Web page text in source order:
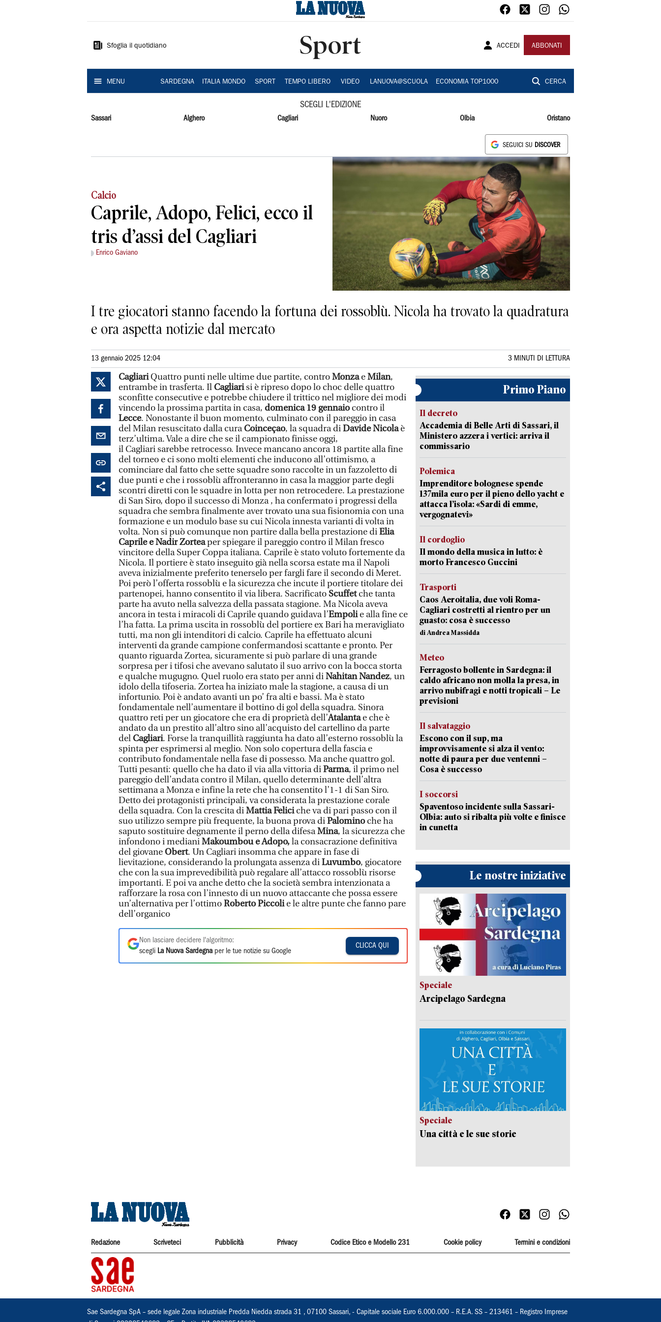
Sardegna
Sfoglia il quotidiano Sport ACCEDI ABBONATI
MENU SARDEGNA ITALIA MONDO SPORT TEMPO LIBERO VIDEO LANUOVA@SCUOLA ECONOMIA TOP1000 CERCA
SCEGLI L'EDIZIONE
Sassari Alghero Cagliari Nuoro Olbia Oristano
SEGUICI SU DISCOVER
Calcio
Caprile, Adopo, Felici, ecco il
tris d’assi del Cagliari
Enrico Gaviano
I tre giocatori stanno facendo la fortuna dei rossoblù. Nicola ha trovato la quadratura
e ora aspetta notizie dal mercato
13 gennaio 2025 12:04 3 MINUTI DI LETTURA
CagliariQuattro punti nelle ultime due partite, controMonzaeMilan,
entrambe in trasferta. Il Cagliarisi è ripreso dopo lo choc delle quattro
sconfitte consecutive e potrebbe chiudere il trittico nel migliore dei modi
vincendo la prossima partita in casa, domenica 19 gennaiocontro il
Lecce. Nonostante il buon momento, culminato con il pareggio in casa
del Milan resuscitato dalla curaCoinceçao, la squadra diDavide Nicolaè
terz’ultima. Vale a dire che se il campionato finisse oggi,
il Cagliari sarebbe retrocesso. Invece mancano ancora 18 partite alla fine
del torneo e ci sono molti elementi che inducono all’ottimismo, a
cominciare dal fatto che sette squadre sono raccolte in un fazzoletto di
due punti e che i rossoblù affronteranno in casa la maggior parte degli
scontri diretti con le squadre in lotta per non retrocedere. La prestazione
di San Siro, dopo il successo di Monza , ha confermato i progressi della
squadra che sembra finalmente aver trovato una sua fisionomia con una
formazione e un modulo base su cui Nicola innesta varianti di volta in
volta. Non si può comunque non partire dalla bella prestazione diElia
Caprile e Nadir Zorteaper spiegare il pareggio contro il Milan fresco
vincitore della Super Coppa italiana. Caprile è stato voluto fortemente da
Nicola. Il portiere è stato inseguito già nella scorsa estate ma il Napoli
aveva inizialmente preferito tenerselo per fargli fare il secondo di Meret.
Poi però l’offerta rossoblù e la sicurezza che incute il portiere titolare dei
partenopei, hanno consentito il via libera. Sacrificato Scuffetche tanta
parte ha avuto nella salvezza della passata stagione. Ma Nicola aveva
ancora in testa i miracoli di Caprile quando guidava l’Empolie alla fine ce
l’ha fatta. La prima uscita in rossoblù del portiere ex Bari ha meravigliato
tutti, ma non gli intenditori di calcio. Caprile ha effettuato alcuni
interventi da grande campione confermandosi scattante e pronto. Per
quanto riguarda Zortea, sicuramente si può parlare di una grande
sorpresa per i tifosi che avevano salutato il suo arrivo con la bocca storta
e qualche mugugno. Quel ruolo era stato per anni diNahitan Nandez, un
idolo della tifoseria. Zortea ha iniziato male la stagione, a causa di un
infortunio. Poi è andato avanti un po’ fra alti e bassi. Ma è stato
fondamentale nell’aumentare il bottino di gol della squadra. Sinora
quattro reti per un giocatore che era di proprietà dell’Atalantae che è
andato da un prestito all’altro sino all’acquisto del cartellino da parte
del Cagliari. Forse la tranquillità raggiunta ha dato all’esterno rossoblù la
spinta per esprimersi al meglio. Non solo copertura della fascia e
contributo fondamentale nella fase di possesso. Ma anche quattro gol.
Tutti pesanti: quello che ha dato il via alla vittoria diParma, il primo nel
pareggio dell’andata contro il Milan, quello determinante dell’altra
settimana a Monza e infine la rete che ha consentito l’1-1 di San Siro.
Detto dei protagonisti principali, va considerata la prestazione corale
della squadra. Con la crescita diMattia Feliciche va di pari passo con il
suo utilizzo sempre più frequente, la buona prova diPalominoche ha
saputo sostituire degnamente il perno della difesaMina, la sicurezza che
infondono i medianiMakoumbou e Adopo,la consacrazione definitiva
del giovane Obert. Un Cagliari insomma che appare in fase di
lievitazione, considerando la prolungata assenza diLuvumbo, giocatore
che con la sua imprevedibilità può regalare all’attacco rossoblù risorse
importanti. E poi va anche detto che la società sembra intenzionata a
rafforzare la rosa con l’innesto di un nuovo attaccante che possa essere
un’alternativa per l’ottimoRoberto Piccolie le altre punte che fanno pare
dell’organico
Non lasciare decidere l'algoritmo:
scegli La Nuova Sardegna per le tue notizie su Google
CLICCA QUI
Primo Piano
Il decreto
Accademia di Belle Arti di Sassari, il
Ministero azzera i vertici: arriva il
commissario
Polemica
Imprenditore bolognese spende
137mila euro per il pieno dello yacht e
attacca l’isola: «Sardi di emme,
vergognatevi»
Il cordoglio
Il mondo della musica in lutto: è
morto Francesco Guccini
Trasporti
Caos Aeroitalia, due voli Roma-
Cagliari costretti al rientro per un
guasto: cosa è successo
di Andrea Massidda
Meteo
Ferragosto bollente in Sardegna: il
caldo africano non molla la presa, in
arrivo nubifragi e notti tropicali – Le
previsioni
Il salvataggio
Escono con il sup, ma
improvvisamente si alza il vento:
notte di paura per due ventenni –
Cosa è successo
I soccorsi
Spaventoso incidente sulla Sassari-
Olbia: auto si ribalta più volte e finisce
in cunetta
Le nostre iniziative
Speciale
Arcipelago Sardegna
Speciale
Una città e le sue storie
Redazione Scriveteci Pubblicità Privacy Codice Etico e Modello 231 Cookie policy Termini e condizioni
Sae Sardegna SpA – sede legale Zona industriale Predda Niedda strada 31 , 07100 Sassari, - Capitale sociale Euro 6.000.000 – R.E.A. SS – 213461 – Registro Imprese